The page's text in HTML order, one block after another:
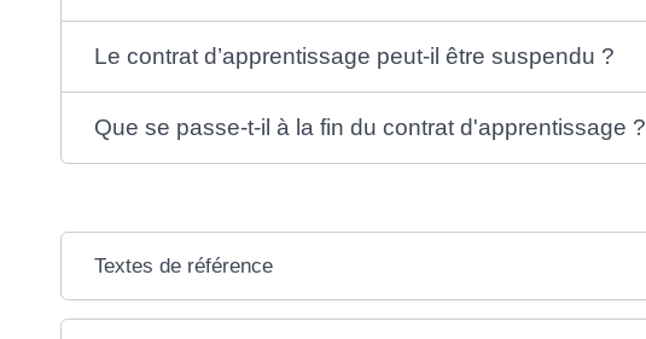
Le contrat d’apprentissage peut-il être suspendu ?
Que se passe-t-il à la fin du contrat d'apprentissage ?
Textes de référence